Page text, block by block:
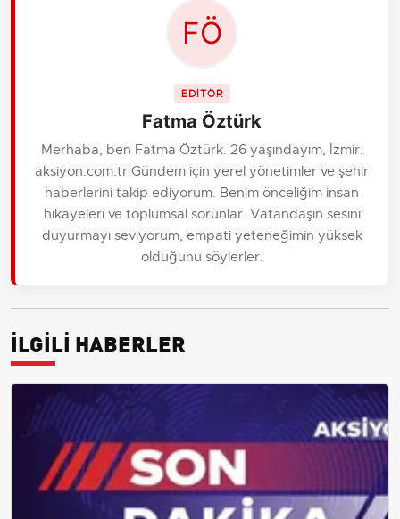
EDİTÖR
Fatma Öztürk
Merhaba, ben Fatma Öztürk. 26 yaşındayım, İzmir.
aksiyon.com.tr Gündem için yerel yönetimler ve şehir
haberlerini takip ediyorum. Benim önceliğim insan
hikayeleri ve toplumsal sorunlar. Vatandaşın sesini
duyurmayı seviyorum, empati yeteneğimin yüksek
olduğunu söylerler.
İLGİLİ HABERLER